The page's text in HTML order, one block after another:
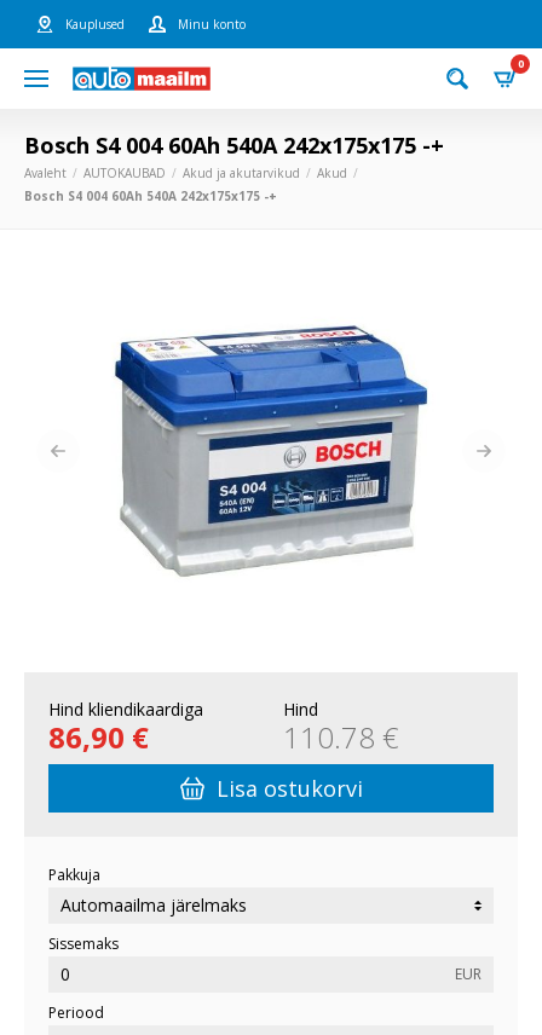
Kauplused Minu konto
0
Bosch S4 004 60Ah 540A 242x175x175 -+
Avaleht AUTOKAUBAD Akud ja akutarvikud
Akud
Bosch S4 004 60Ah 540A 242x175x175 -+
Hind kliendikaardiga
86,90 €
Hind
110.78 €
Lisa ostukorvi
Pakkuja
Sissemaks
EUR
Periood